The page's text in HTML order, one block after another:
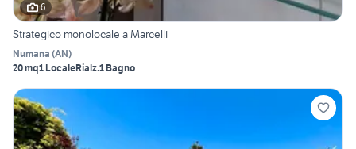
6
Strategico monolocale a Marcelli
Numana (AN)
20 mq1 LocaleRialz.1 Bagno